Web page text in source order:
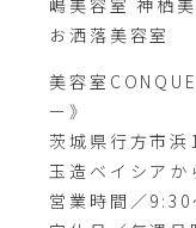
お洒落美容室
美容室
ー》
茨城県行方市
玉造ベイシアか
営業時間／